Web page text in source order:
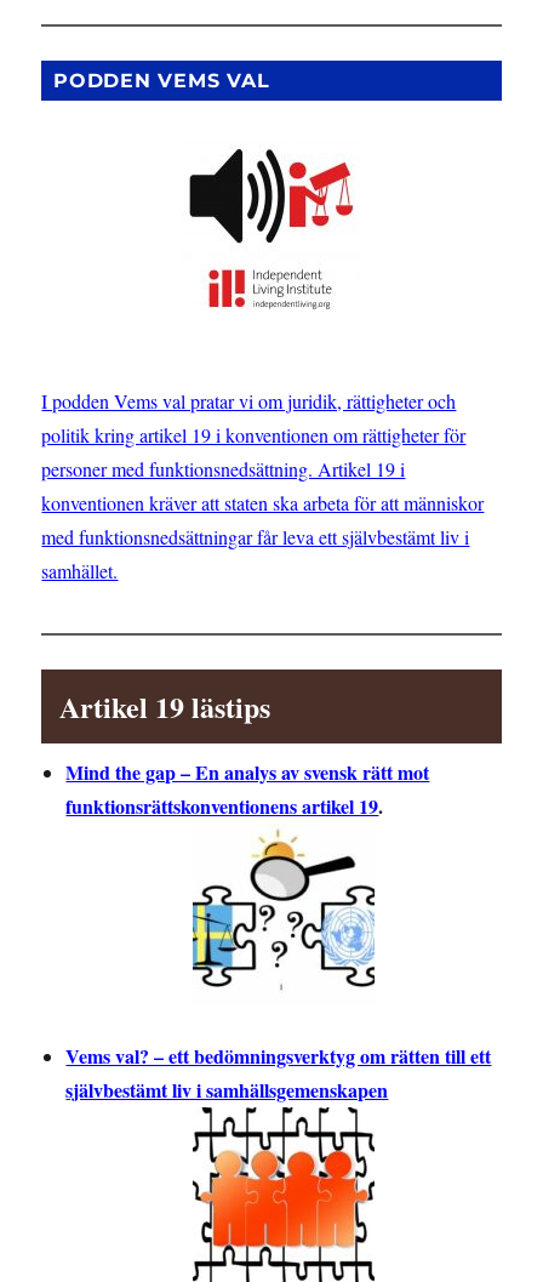
inlägg
SIDA
PODDEN VEMS VAL
I podden Vems val pratar vi om juridik, rättigheter och
politik kring artikel 19 i konventionen om rättigheter för
personer med funktionsnedsättning. Artikel 19 i
konventionen kräver att staten ska arbeta för att människor
med funktionsnedsättningar får leva ett självbestämt liv i
samhället.
Artikel 19 lästips
Mind the gap – En analys av svensk rätt mot
funktionsrättskonventionens artikel 19.
Vems val? – ett bedömningsverktyg om rätten till ett
självbestämt liv i samhällsgemenskapen